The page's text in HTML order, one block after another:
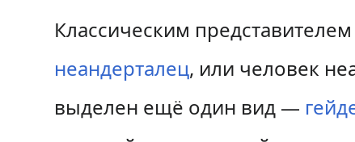
Классическим
неандерталец, или человек
выделен ещё один вид —